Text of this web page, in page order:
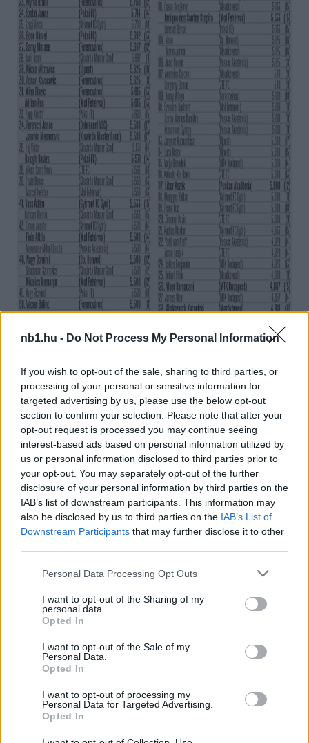
nb1.hu - Do Not Process My Personal Information
If you wish to opt-out of the sale, sharing to third parties, or
processing of your personal or sensitive information for
targeted advertising by us, please use the below opt-out
section to confirm your selection. Please note that after your
opt-out request is processed you may continue seeing
interest-based ads based on personal information utilized by
us or personal information disclosed to third parties prior to
your opt-out. You may separately opt-out of the further
disclosure of your personal information by third parties on the
IAB’s list of downstream participants. This information may
also be disclosed by us to third parties on the IAB’s List of
Downstream Participants that may further disclose it to other
Please note that this website/app uses one or more Google
not limited to your visit or usage behaviour. You may click to
grant or deny consent to Google and its third-party tags to
use your data for below specified purposes in below Google
consent section.
Personal Data Processing Opt Outs
I want to opt-out of the Sharing of my
personal data.
Opted In
I want to opt-out of the Sale of my
Personal Data.
Opted In
I want to opt-out of processing my
Personal Data for Targeted Advertising.
Opted In
További érdekességek az őszrőla linkre kattintva
érhetőek el